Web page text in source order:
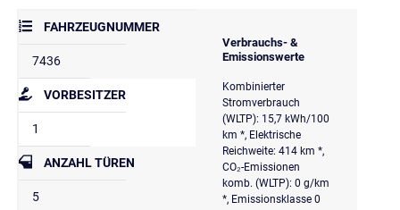
FAHRZEUGNUMMER
7436
VORBESITZER
1
ANZAHL TÜREN
5
Verbrauchs- &
Emissionswerte
Kombinierter
Stromverbrauch
(WLTP): 15,7 kWh/100
km *, Elektrische
Reichweite: 414 km *,
CO₂-Emissionen
komb. (WLTP): 0 g/km
*, Emissionsklasse 0